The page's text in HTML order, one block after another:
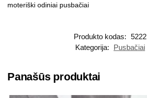
moteriški odiniai pusbačiai
Produkto kodas: 5222
Kategorija:
Pusbačiai
Panašūs produktai